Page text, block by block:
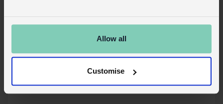
Allow all
Customise